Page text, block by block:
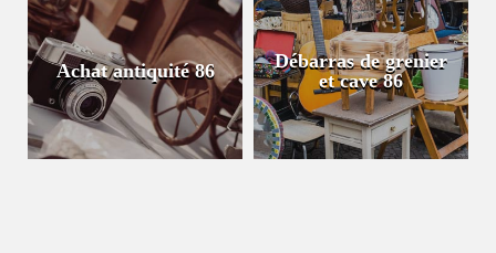
Achat antiquité 86
Débarras de grenier
et cave 86